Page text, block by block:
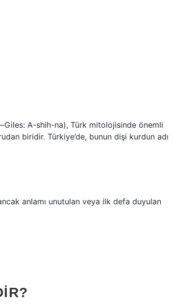
A-shih-na), Türk mitolojisinde önemli
biridir. Türkiye’de, bunun dişi kurdun adı
anlamı unutulan veya ilk defa duyulan